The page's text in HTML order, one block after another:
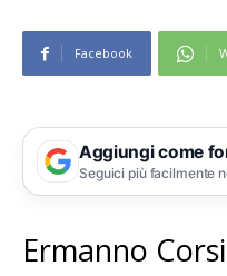
Facebook
Aggiungi come
Seguici più facilmente
Ermanno